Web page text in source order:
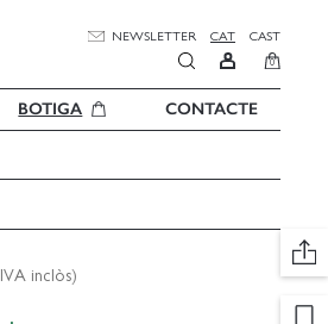
NEWSLETTER CAT CAST
0
BOTIGA CONTACTE
inclòs)